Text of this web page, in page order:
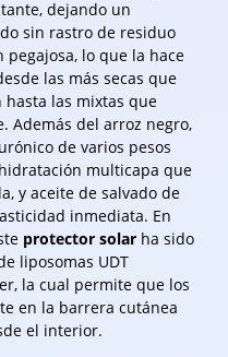
dejando un
sin rastro de residuo
pegajosa, lo que la hace
las más secas que
las mixtas que
Además del arroz negro,
de varios pesos
multicapa que
y aceite de salvado de
inmediata. En
protector solar ha sido
liposomas UDT
la cual permite que los
en la barrera cutánea
el interior.